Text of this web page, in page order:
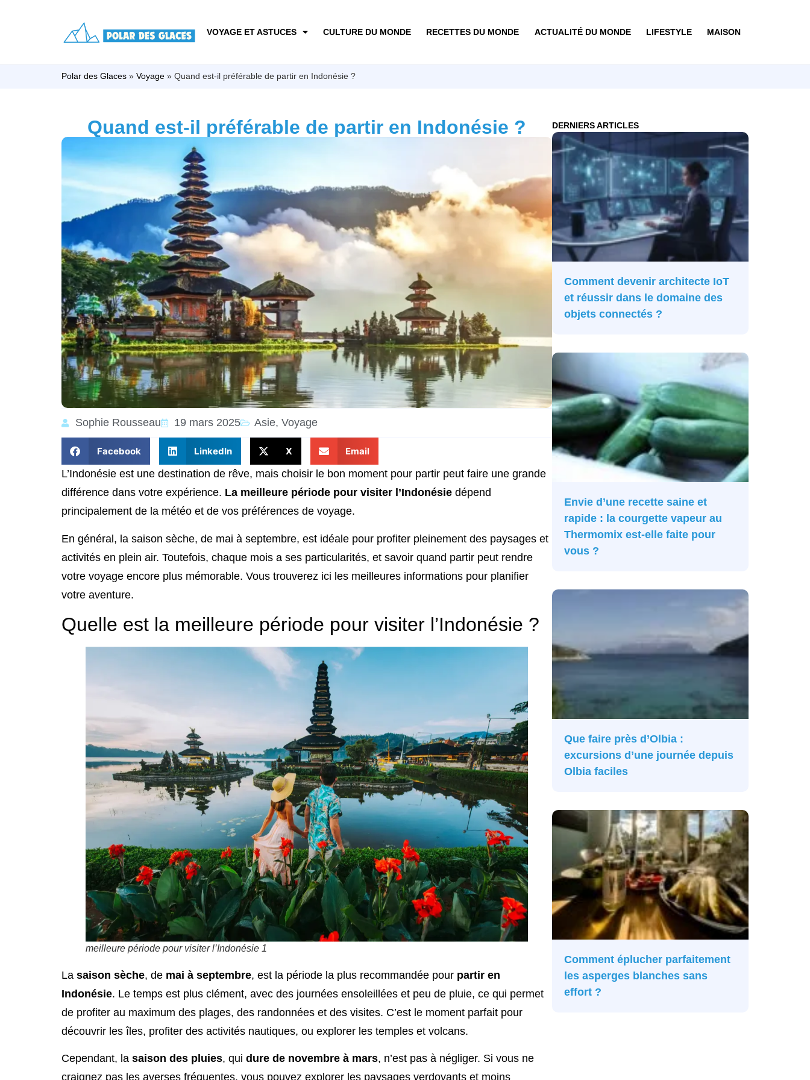
VOYAGE ET ASTUCES CULTURE DU MONDE RECETTES DU MONDE ACTUALITÉ DU MONDE LIFESTYLE MAISON
Polar des Glaces » Voyage » Quand est-il préférable de partir en Indonésie ?
Quand est-il préférable de partir en Indonésie ?
Sophie Rousseau 19 mars 2025 Asie, Voyage
Facebook LinkedIn X Email
L’Indonésie est une destination de rêve, mais choisir le bon moment pour partir peut faire une grande
différence dans votre expérience. La meilleure période pour visiter l’Indonésie dépend
principalement de la météo et de vos préférences de voyage.
En général, la saison sèche, de mai à septembre, est idéale pour profiter pleinement des paysages et
activités en plein air. Toutefois, chaque mois a ses particularités, et savoir quand partir peut rendre
votre voyage encore plus mémorable. Vous trouverez ici les meilleures informations pour planifier
votre aventure.
Quelle est la meilleure période pour visiter l’Indonésie ?
meilleure période pour visiter l’Indonésie 1
La saison sèche, de mai à septembre, est la période la plus recommandée pour partir en
Indonésie. Le temps est plus clément, avec des journées ensoleillées et peu de pluie, ce qui permet
de profiter au maximum des plages, des randonnées et des visites. C’est le moment parfait pour
découvrir les îles, profiter des activités nautiques, ou explorer les temples et volcans.
Cependant, la saison des pluies, qui dure de novembre à mars, n’est pas à négliger. Si vous ne
craignez pas les averses fréquentes, vous pouvez explorer les paysages verdoyants et moins
DERNIERS ARTICLES
Comment devenir architecte IoT
et réussir dans le domaine des
objets connectés ?
Envie d’une recette saine et
rapide : la courgette vapeur au
Thermomix est-elle faite pour
vous ?
Que faire près d’Olbia :
excursions d’une journée depuis
Olbia faciles
Comment éplucher parfaitement
les asperges blanches sans
effort ?